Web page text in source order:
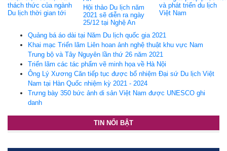
thách thức của ngành
Du lịch thời gian tới
Hội thảo Du lịch năm
2021 sẽ diễn ra ngày
25/12 tại Nghệ An
và phát triển du lịch
Việt Nam
Quảng bá áo dài tại Năm Du lịch quốc gia 2021
Khai mạc Triển lãm Liên hoan ảnh nghệ thuật khu vực Nam
Trung bộ và Tây Nguyên lần thứ 26 năm 2021
Triển lãm các tác phẩm vẽ minh họa về Hà Nội
Ông Lý Xương Căn tiếp tục được bổ nhiệm Đại sứ Du lịch Việt
Nam tại Hàn Quốc nhiệm kỳ 2021 - 2024
Trưng bày 350 bức ảnh di sản Việt Nam được UNESCO ghi
danh
TIN NỔI BẬT